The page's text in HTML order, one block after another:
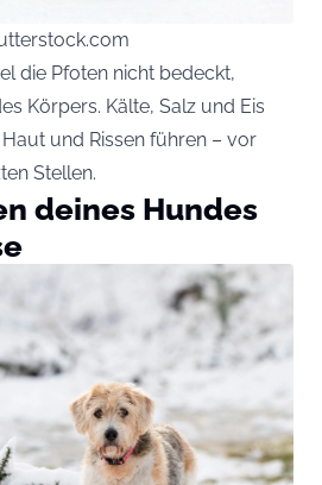
die Pfoten nicht bedeckt,
Körpers. Kälte, Salz und Eis
und Rissen führen – vor
Stellen.
deines Hundes